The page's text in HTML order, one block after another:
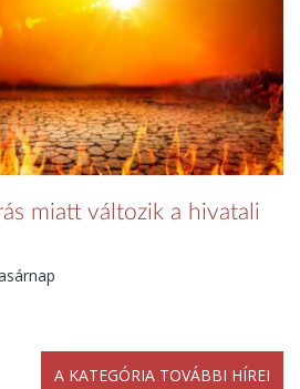
miatt változik a hivatali
A KATEGÓRIA TOVÁBBI HÍREI